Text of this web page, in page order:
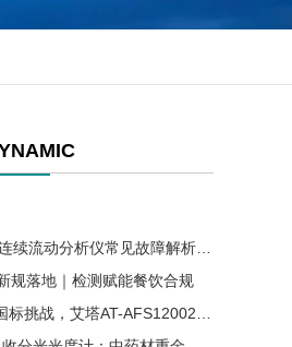
规落地｜检测赋能餐饮合规